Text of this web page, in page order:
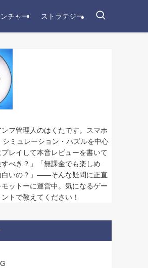
チャー ストラテジー
フ管理人のはくたです。スマホ
シミュレーション・パズルを中心
レイして本音レビューを書いて
べき？」「無課金でも楽しめ
白いの？」——そんな疑問に正直
ットーに運営中。気になるゲー
トで教えてください！